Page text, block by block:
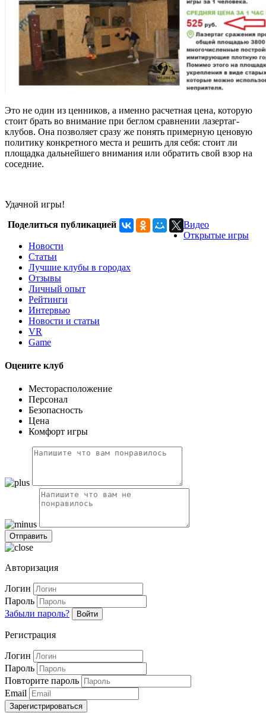
Это не один из ценников, а именно расчетная цена, которую
стоит брать во внимание при беглом сравнении лазертаг-
клубов. Она позволяет сразу же понять примерную ценовую
политику конкретного места и решить для себя: стоит ли
площадка дальнейшего внимания или обратить свой взор на
соседние.
Удачной игры!
Поделиться публикацией
Видео
Открытые игры
Новости
Статьи
Лучшие клубы в городах
Отзывы
Личный опыт
Рейтинги
Интервью
Новости и статьи
VR
Game
Оцените клуб
Месторасположение
Персонал
Безопасность
Цена
Комфорт игры
Авторизация
Логин
Пароль
Забыли пароль?
Войти
Регистрация
Логин
Пароль
Повторите пароль
Email
Зарегистрироваться